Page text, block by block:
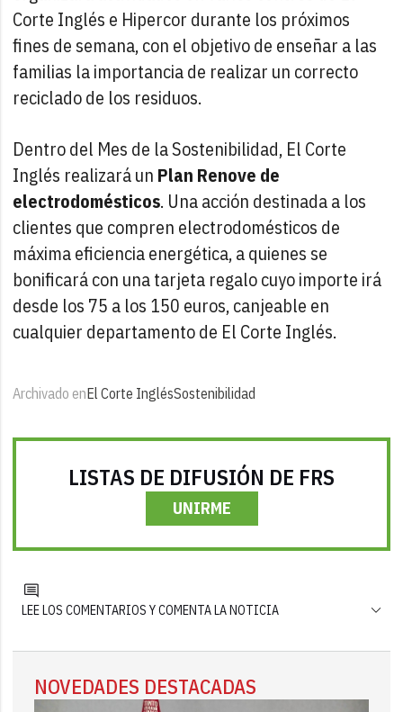
Corte Inglés e Hipercor durante los próximos
fines de semana, con el objetivo de enseñar a las
familias la importancia de realizar un correcto
reciclado de los residuos.
Dentro del Mes de la Sostenibilidad, El Corte
Inglés realizará un Plan Renove de
electrodomésticos. Una acción destinada a los
clientes que compren electrodomésticos de
máxima eficiencia energética, a quienes se
bonificará con una tarjeta regalo cuyo importe irá
desde los 75 a los 150 euros, canjeable en
cualquier departamento de El Corte Inglés.
Archivado enEl Corte InglésSostenibilidad
LISTAS DE DIFUSIÓN DE FRS
UNIRME
LEE LOS COMENTARIOS Y COMENTA LA NOTICIA
NOVEDADES DESTACADAS